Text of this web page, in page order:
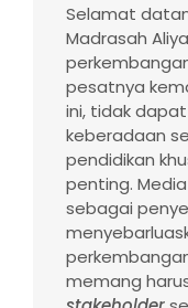
Selamat
Madrasah
pesatnya
ini, tidak
keberadaan
pendidikan
penting. Media
sebagai
memang